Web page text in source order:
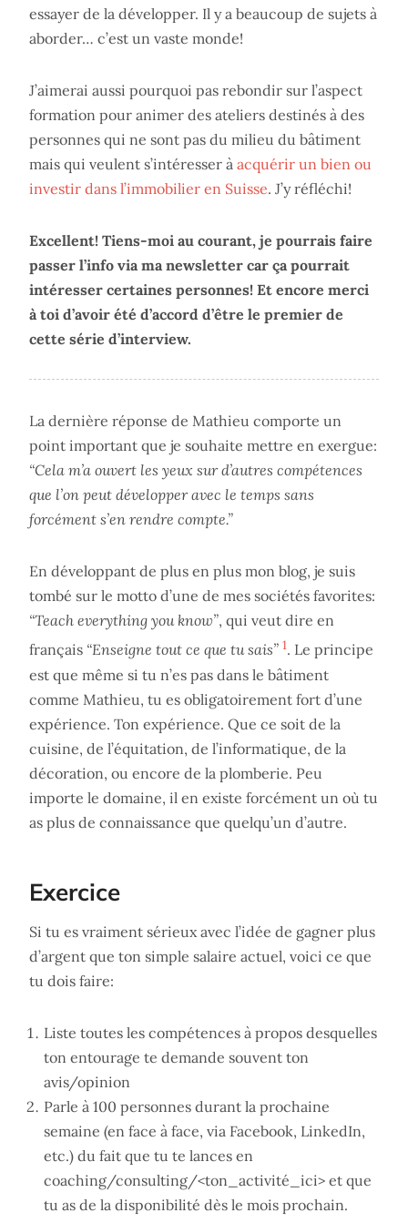
essayer de la développer. Il y a beaucoup de sujets à
aborder… c’est un vaste monde!
J’aimerai aussi pourquoi pas rebondir sur l’aspect
formation pour animer des ateliers destinés à des
personnes qui ne sont pas du milieu du bâtiment
mais qui veulent s’intéresser à acquérir un bien ou
investir dans l’immobilier en Suisse. J’y réfléchi!
Excellent! Tiens-moi au courant, je pourrais faire
passer l’info via ma newsletter car ça pourrait
intéresser certaines personnes! Et encore merci
à toi d’avoir été d’accord d’être le premier de
cette série d’interview.
La dernière réponse de Mathieu comporte un
point important que je souhaite mettre en exergue:
“Cela m’a ouvert les yeux sur d’autres compétences
que l’on peut développer avec le temps sans
forcément s’en rendre compte.”
En développant de plus en plus mon blog, je suis
tombé sur le motto d’une de mes sociétés favorites:
“Teach everything you know”, qui veut dire en
français “Enseigne tout ce que tu sais” 1. Le principe
est que même si tu n’es pas dans le bâtiment
comme Mathieu, tu es obligatoirement fort d’une
expérience. Ton expérience. Que ce soit de la
cuisine, de l’équitation, de l’informatique, de la
décoration, ou encore de la plomberie. Peu
importe le domaine, il en existe forcément un où tu
as plus de connaissance que quelqu’un d’autre.
Exercice
Si tu es vraiment sérieux avec l’idée de gagner plus
d’argent que ton simple salaire actuel, voici ce que
tu dois faire:
Liste toutes les compétences à propos desquelles
ton entourage te demande souvent ton
avis/opinion
Parle à 100 personnes durant la prochaine
semaine (en face à face, via Facebook, LinkedIn,
etc.) du fait que tu te lances en
coaching/consulting/<ton_activité_ici> et que
tu as de la disponibilité dès le mois prochain.